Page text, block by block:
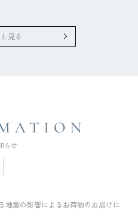
見る
地震の影響によるお荷物のお届けに